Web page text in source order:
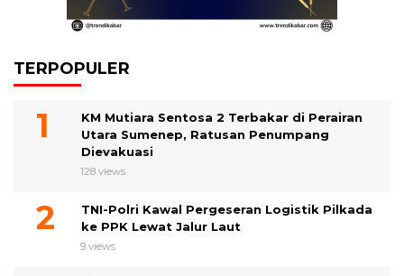
TERPOPULER
KM Mutiara Sentosa 2 Terbakar di Perairan
Utara Sumenep, Ratusan Penumpang
Dievakuasi
128 views
TNI-Polri Kawal Pergeseran Logistik Pilkada
ke PPK Lewat Jalur Laut
9 views